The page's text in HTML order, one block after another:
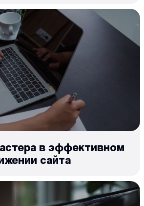
в эффективном
сайта